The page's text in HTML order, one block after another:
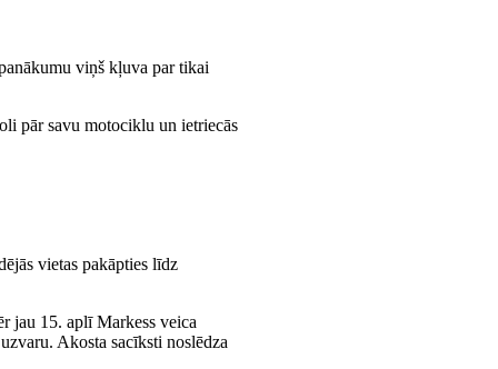
viņš kļuva par tikai
pār savu motociklu un ietriecās
vietas pakāpties līdz
jau 15. aplī Markess veica
Akosta sacīksti noslēdza